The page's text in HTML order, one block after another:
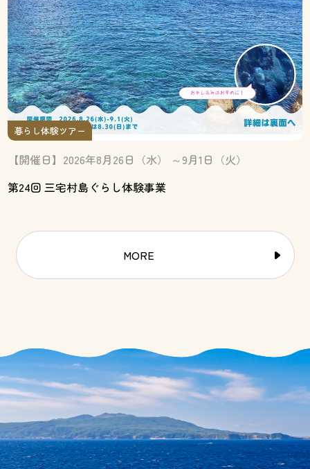
暮らし体験ツアー
【開催日】2026年8月26日（水） ～9月1日（火）
第24回 三宅村島ぐらし体験事業
MORE